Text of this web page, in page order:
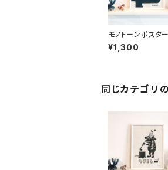
モノトーンポス
anova Tree 2
¥1,300
同じカテゴリ